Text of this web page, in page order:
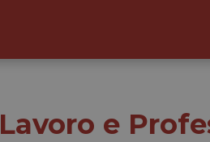
Lavoro e